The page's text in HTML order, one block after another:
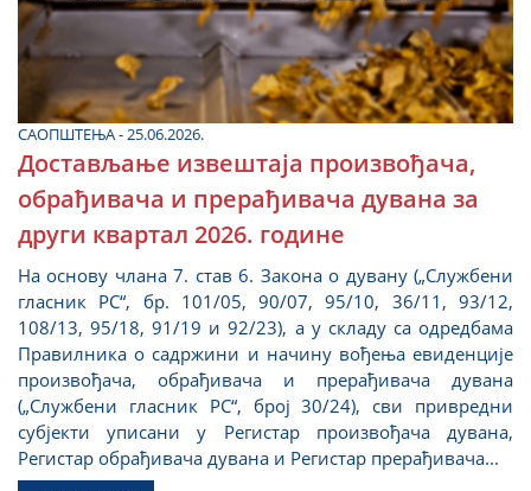
САОПШТЕЊА - 25.06.2026.
Достављање извештаја произвођача,
обрађивача и прерађивача дувана за
други квартал 2026. године
На основу члана 7. став 6. Закона о дувану („Службени
гласник РС“, бр. 101/05, 90/07, 95/10, 36/11, 93/12,
108/13, 95/18, 91/19 и 92/23), а у складу са одредбама
Правилника о садржини и начину вођења евиденције
произвођача, обрађивача и прерађивача дувана
(„Службени гласник РС“, број 30/24), сви привредни
субјекти уписани у Регистар произвођача дувана,
Регистар обрађивача дувана и Регистар прерађивача...